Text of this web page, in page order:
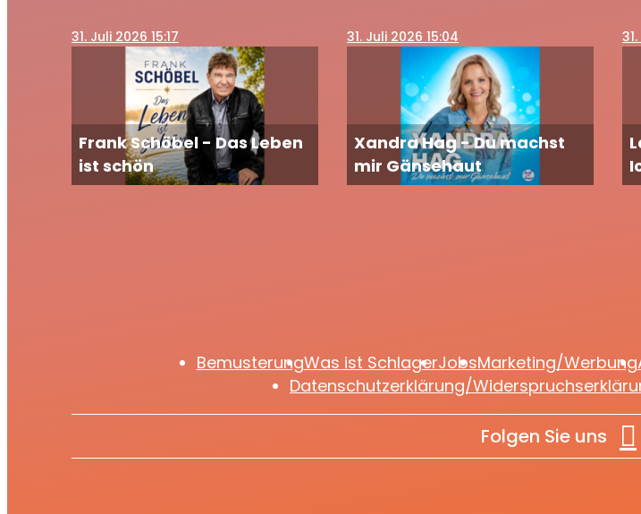
31. Juli 2026 15:17
Frank Schöbel - Das Leben
ist schön
31. Juli 2026 15:04
Xandra Hag - Du machst
mir Gänsehaut
31
BemusterungWas ist SchlagerJobsMarketing/Werbung
Datenschutzerklärung/
Folgen Sie uns